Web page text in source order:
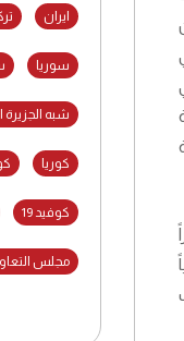
ايران
سوريا
شبه الجزيرة
كوريا
كوفيد 19
مجلس